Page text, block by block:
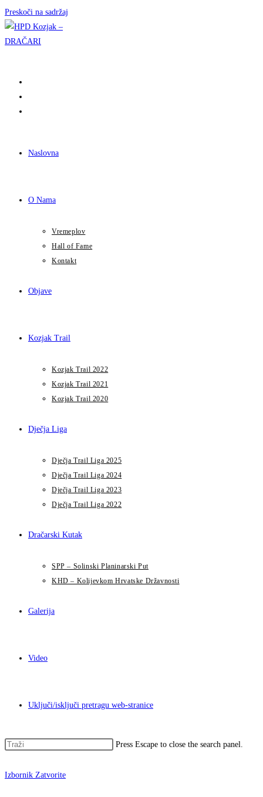
Preskoči na sadržaj
Naslovna
O Nama
Vremeplov
Hall of Fame
Kontakt
Objave
Kozjak Trail
Kozjak Trail 2022
Kozjak Trail 2021
Kozjak Trail 2020
Dječja Liga
Dječja Trail Liga 2025
Dječja Trail Liga 2024
Dječja Trail Liga 2023
Dječja Trail Liga 2022
Dračarski Kutak
SPP – Solinski Planinarski Put
KHD – Kolijevkom Hrvatske Državnosti
Galerija
Video
Uključi/isključi pretragu web-stranice
Press Escape to close the search panel.
Izbornik Zatvorite